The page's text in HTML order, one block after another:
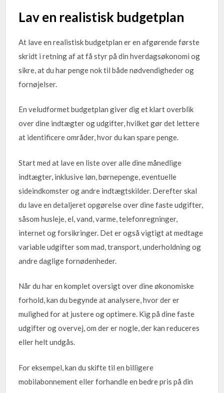
Lav en realistisk budgetplan
At lave en realistisk budgetplan er en afgørende første
skridt i retning af at få styr på din hverdagsøkonomi og
sikre, at du har penge nok til både nødvendigheder og
fornøjelser.
En veludformet budgetplan giver dig et klart overblik
over dine indtægter og udgifter, hvilket gør det lettere
at identificere områder, hvor du kan spare penge.
Start med at lave en liste over alle dine månedlige
indtægter, inklusive løn, børnepenge, eventuelle
sideindkomster og andre indtægtskilder. Derefter skal
du lave en detaljeret opgørelse over dine faste udgifter,
såsom husleje, el, vand, varme, telefonregninger,
internet og forsikringer. Det er også vigtigt at medtage
variable udgifter som mad, transport, underholdning og
andre daglige fornødenheder.
Når du har en komplet oversigt over dine økonomiske
forhold, kan du begynde at analysere, hvor der er
mulighed for at justere og optimere. Kig på dine faste
udgifter og overvej, om der er nogle, der kan reduceres
eller helt undgås.
For eksempel, kan du skifte til en billigere
mobilabonnement eller forhandle en bedre pris på din